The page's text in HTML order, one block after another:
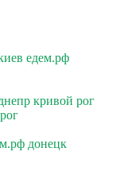
едем.рф
кривой рог
донецк